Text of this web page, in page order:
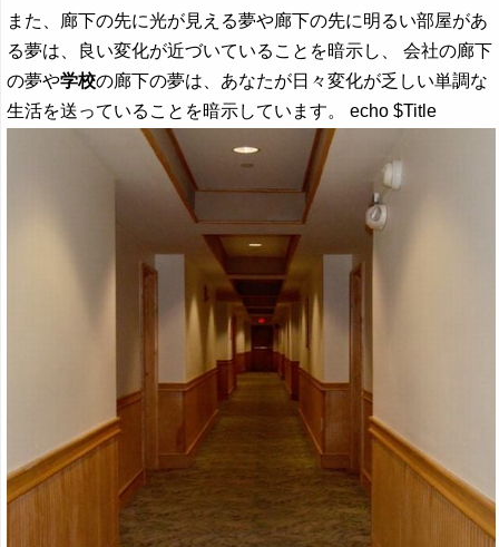
また、廊下の先に光が見える夢や廊下の先に明るい部屋があ
る夢は、良い変化が近づいていることを暗示し、 会社の廊下
の夢や学校の廊下の夢は、あなたが日々変化が乏しい単調な
生活を送っていることを暗示しています。 echo $Title